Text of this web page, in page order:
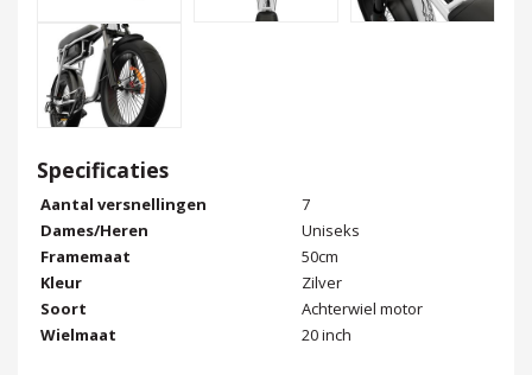
Specificaties
Aantal versnellingen
7
Dames/Heren
Uniseks
Framemaat
50cm
Kleur
Zilver
Soort
Achterwiel motor
Wielmaat
20 inch